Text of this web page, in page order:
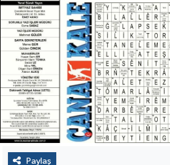
Paylaş